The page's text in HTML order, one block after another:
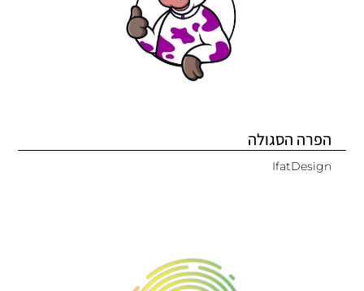
הפרה הסגולה
IfatDesign